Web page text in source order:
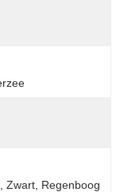
Zwart, Regenboog